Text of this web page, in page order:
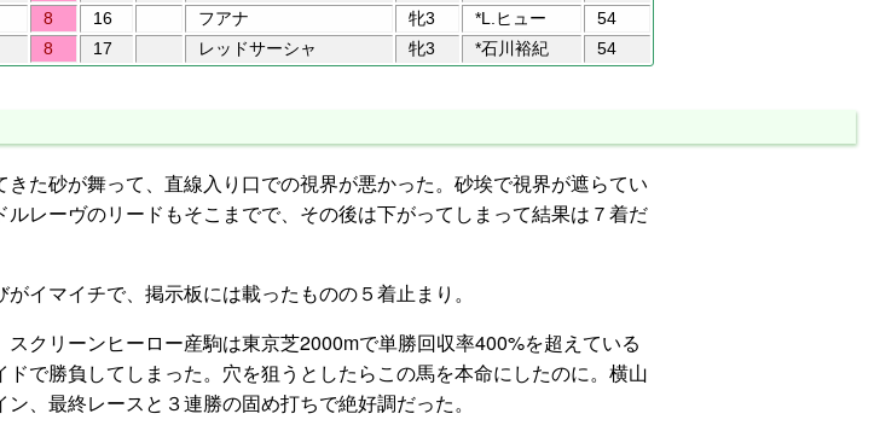
8
16 フアナ 牝3 *L.ヒュー
54
8
17 レッドサーシャ 牝3 *石川裕紀 54
た砂が舞って、直線入り口での視界が悪かった。砂埃で視界が遮らてい
レーヴのリードもそこまでで、その後は下がってしまって結果は７着だ
イマイチで、掲示板には載ったものの５着止まり。
クリーンヒーロー産駒は東京芝2000mで単勝回収率400%を超えている
で勝負してしまった。穴を狙うとしたらこの馬を本命にしたのに。横山
、最終レースと３連勝の固め打ちで絶好調だった。